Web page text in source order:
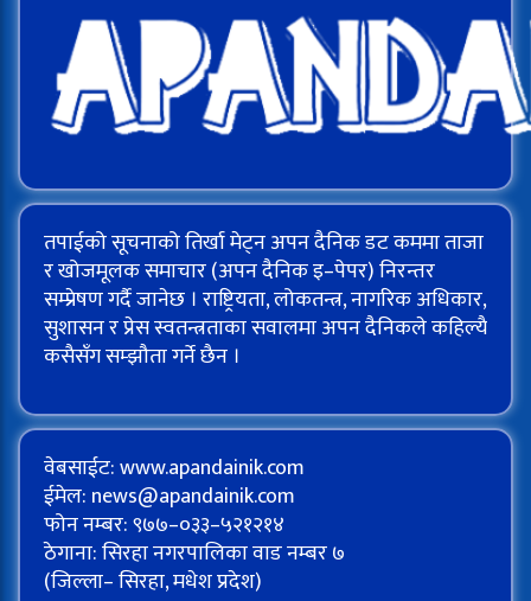
तपाईको सूचनाको तिर्खा मेट्न अपन दैनिक डट कममा ताजा
र खोजमूलक समाचार (अपन दैनिक इ–पेपर) निरन्तर
सम्प्रेषण गर्दै जानेछ । राष्ट्रियता, लोकतन्त्र, नागरिक अधिकार,
सुशासन र प्रेस स्वतन्त्रताका सवालमा अपन दैनिकले कहिल्यै
कसैसँग सम्झौता गर्ने छैन ।
वेबसाईट: www.apandainik.com
ईमेल: news@apandainik.com
फोन नम्बर: ९७७–०३३–५२१२१४
ठेगाना: सिरहा नगरपालिका वाड नम्बर ७
(जिल्ला– सिरहा, मधेश प्रदेश)